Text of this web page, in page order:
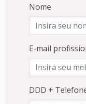
Nome
E-mail
DDD +